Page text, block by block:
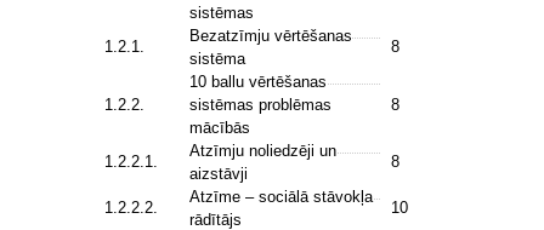
sistēmas
1.2.1.
Bezatzīmju vērtēšanas
sistēma
8
1.2.2.
10 ballu vērtēšanas
sistēmas problēmas
mācībās
8
1.2.2.1.
Atzīmju noliedzēji un
aizstāvji
8
1.2.2.2.
Atzīme – sociālā stāvokļa
rādītājs
10